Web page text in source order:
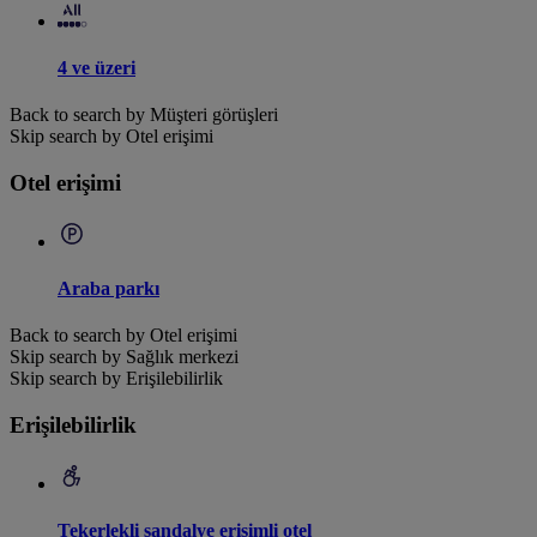
4 ve üzeri
Back to search by Müşteri görüşleri
Skip search by Otel erişimi
Otel erişimi
Araba parkı
Back to search by Otel erişimi
Skip search by Sağlık merkezi
Skip search by Erişilebilirlik
Erişilebilirlik
Tekerlekli sandalye erişimli otel